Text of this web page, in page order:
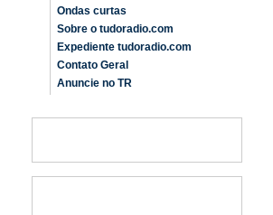
Ondas curtas
Sobre o tudoradio.com
Expediente tudoradio.com
Contato Geral
Anuncie no TR